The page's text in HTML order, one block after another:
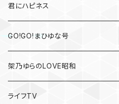
君にハピネス
GO!GO!まひゆな号
架乃ゆらのLOVE昭和
ライフTV